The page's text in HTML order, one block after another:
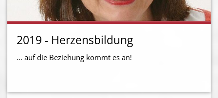
2019 - Herzensbildung
... auf die Beziehung kommt es an!